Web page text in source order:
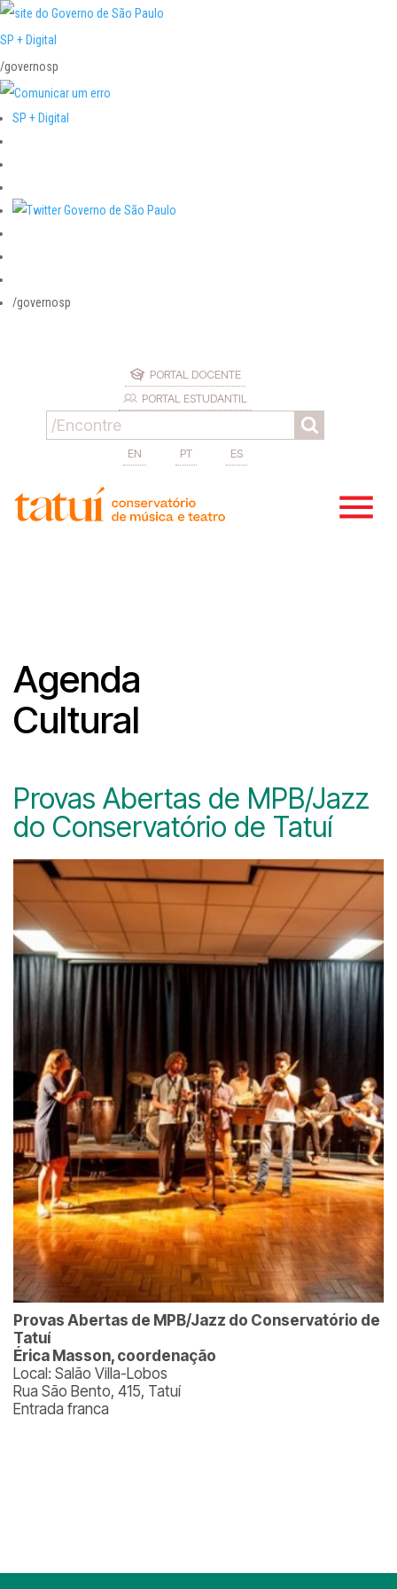
SP + Digital
/governosp
SP + Digital
/governosp
PORTAL DOCENTE
PORTAL ESTUDANTIL
EN PT ES
Agenda
Cultural
Provas Abertas de MPB/Jazz
do Conservatório de Tatuí
Provas Abertas de MPB/Jazz do Conservatório de
Tatuí
Érica Masson, coordenação
Local: Salão Villa-Lobos
Rua São Bento, 415, Tatuí
Entrada franca